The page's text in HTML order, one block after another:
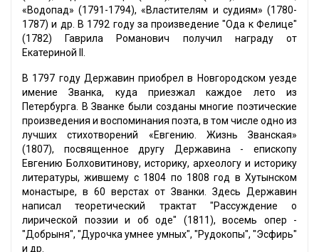
«Водопад» (1791-1794), «Властителям и судиям» (1780-
1787) и др. В 1792 году за произведение "Ода к Фелице"
(1782) Гаврила Романович получил награду от
Екатериной II.
В 1797 году Державин приобрел в Новгородском уезде
имение Званка, куда приезжал каждое лето из
Петербурга. В Званке были созданы многие поэтические
произведения и воспоминания поэта, в том числе одно из
лучших стихотворений «Евгению. Жизнь Званская»
(1807), посвященное другу Державина - епископу
Евгению Болховитинову, историку, археологу и историку
литературы, жившему с 1804 по 1808 год в Хутынском
монастыре, в 60 верстах от Званки. Здесь Державин
написал теоретический трактат "Рассуждение о
лирической поэзии и об оде" (1811), восемь опер -
"Добрыня", "Дурочка умнее умных", "Рудокопы", "Эсфирь"
и др.